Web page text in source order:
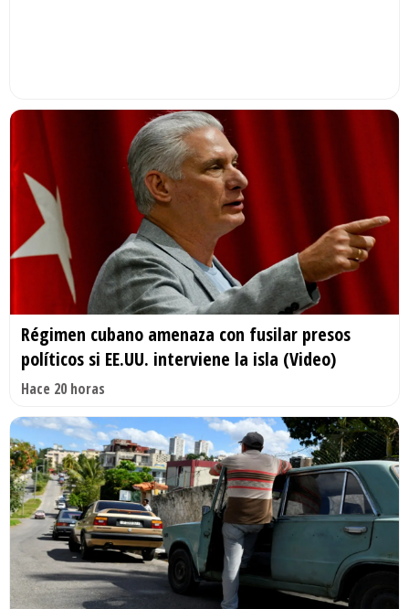
Régimen cubano amenaza con fusilar presos
políticos si EE.UU. interviene la isla (Video)
Hace 20 horas